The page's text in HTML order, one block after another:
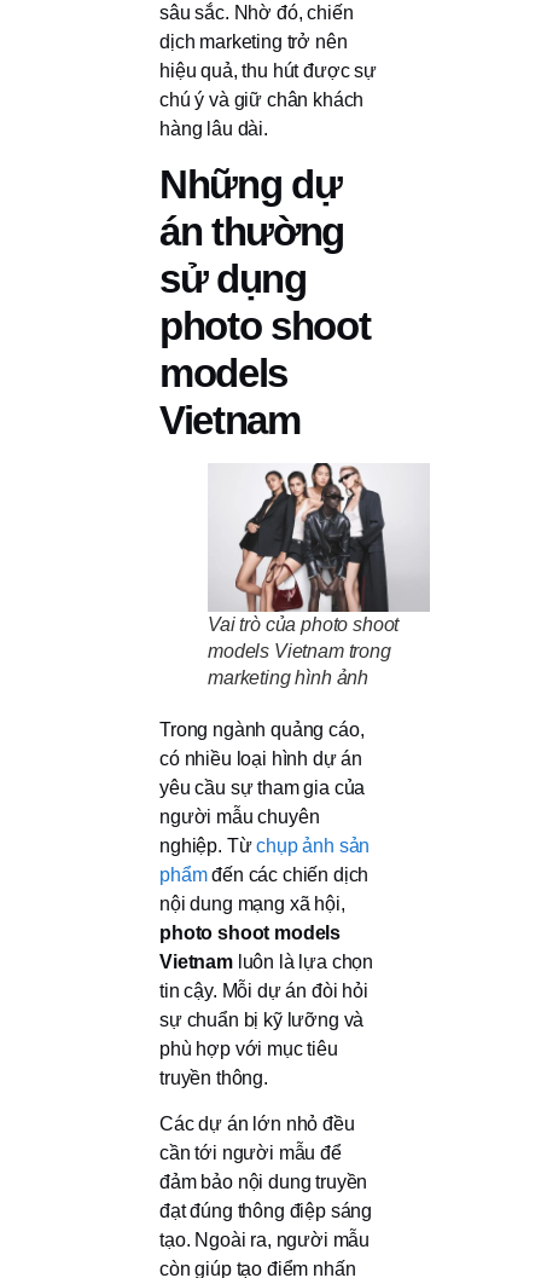
sâu sắc. Nhờ đó, chiến
dịch marketing trở nên
hiệu quả, thu hút được sự
chú ý và giữ chân khách
hàng lâu dài.
Những dự
án thường
sử dụng
photo shoot
models
Vietnam
Vai trò của photo shoot
models Vietnam trong
marketing hình ảnh
Trong ngành quảng cáo,
có nhiều loại hình dự án
yêu cầu sự tham gia của
người mẫu chuyên
nghiệp. Từchụp ảnh sản
phẩmđến các chiến dịch
nội dung mạng xã hội,
photo shoot models
Vietnamluôn là lựa chọn
tin cậy. Mỗi dự án đòi hỏi
sự chuẩn bị kỹ lưỡng và
phù hợp với mục tiêu
truyền thông.
Các dự án lớn nhỏ đều
cần tới người mẫu để
đảm bảo nội dung truyền
đạt đúng thông điệp sáng
tạo. Ngoài ra, người mẫu
còn giúp tạo điểm nhấn